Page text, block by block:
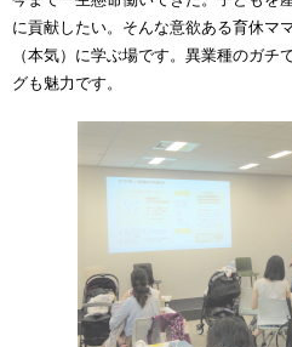
に貢献したい。そんな意欲ある育休マ
（本気）に学ぶ場です。異業種のガチ
グも魅力です。